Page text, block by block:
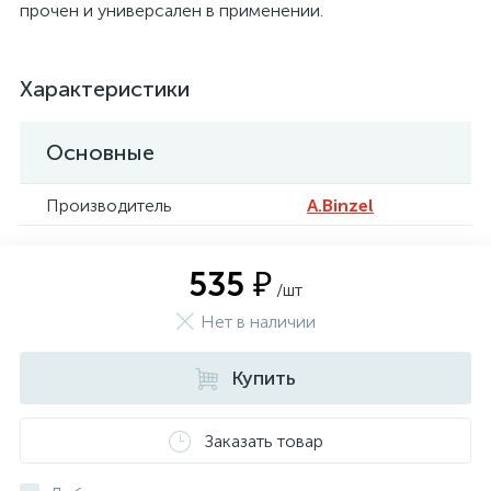
прочен и универсален в применении.
Характеристики
Основные
Производитель A.Binzel
535 ₽ /шт
Нет в наличии
Купить
Заказать товар